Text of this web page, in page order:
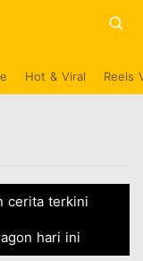
Hot & Viral Reels
cerita terkini
hari ini